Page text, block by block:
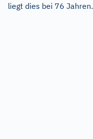
liegt dies bei 76 Jahren.